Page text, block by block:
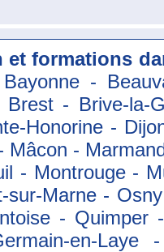
et formations
-
Brest - Brive-
Honorine -
Mâcon -
- Montrouge -
sur-Marne -
-
en-